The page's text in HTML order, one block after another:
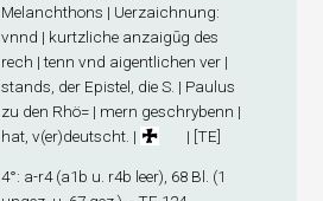
Melanchthons | Uerzaichnung:
vnnd | kurtzliche anzaigūg des
rech | tenn vnd aigentlichen ver |
stands, der Epistel, die S. | Paulus
zu den Rhö= | mern geschrybenn |
hat, v(er)deutscht. |
| [TE]
4°: a-r4(a1b u. r4b leer), 68 Bl. (1